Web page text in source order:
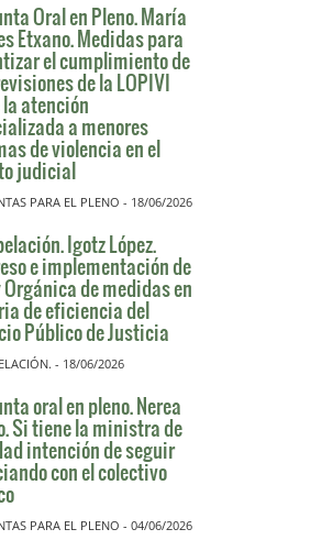
Oral en Pleno. María
Etxano. Medidas para
el cumplimiento de
de la LOPIVI
atención
a menores
de violencia en el
judicial
PARA EL PLENO - 18/06/2026
Igotz López.
e implementación de
Orgánica de medidas en
de eficiencia del
Público de Justicia
- 18/06/2026
oral en pleno. Nerea
Si tiene la ministra de
intención de seguir
con el colectivo
PARA EL PLENO - 04/06/2026